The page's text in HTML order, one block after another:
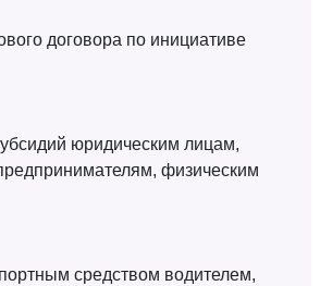
договора по инициативе
юридическим лицам,
физическим
средством водителем,